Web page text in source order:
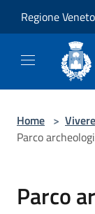
Regione Veneto
Home >
Parco
Parco